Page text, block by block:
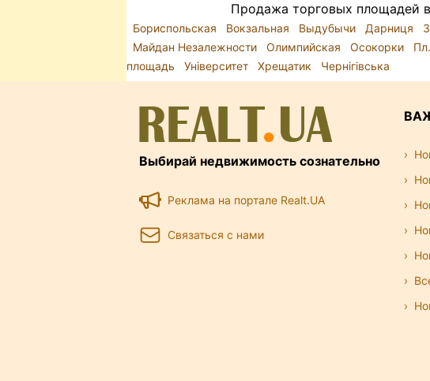
Продажа торговых площадей
Бориспольская Вокзальная Выдубычи Дарниця
Майдан Незалежности
Олимпийская Осокорки
площадь
Університет Хрещатик Чернігівська
Выбирай недвижимость сознательно
Реклама на портале Realt.UA
Связаться с нами